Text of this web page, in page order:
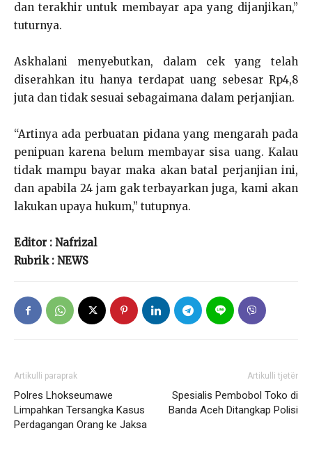
dan terakhir untuk membayar apa yang dijanjikan,”
tuturnya.
Askhalani menyebutkan, dalam cek yang telah
diserahkan itu hanya terdapat uang sebesar Rp4,8
juta dan tidak sesuai sebagaimana dalam perjanjian.
“Artinya ada perbuatan pidana yang mengarah pada
penipuan karena belum membayar sisa uang. Kalau
tidak mampu bayar maka akan batal perjanjian ini,
dan apabila 24 jam gak terbayarkan juga, kami akan
lakukan upaya hukum,” tutupnya.
Editor : Nafrizal
Rubrik : NEWS
Artikulli paraprak
Polres Lhokseumawe
Limpahkan Tersangka Kasus
Perdagangan Orang ke Jaksa
Artikulli tjetër
Spesialis Pembobol Toko di
Banda Aceh Ditangkap Polisi